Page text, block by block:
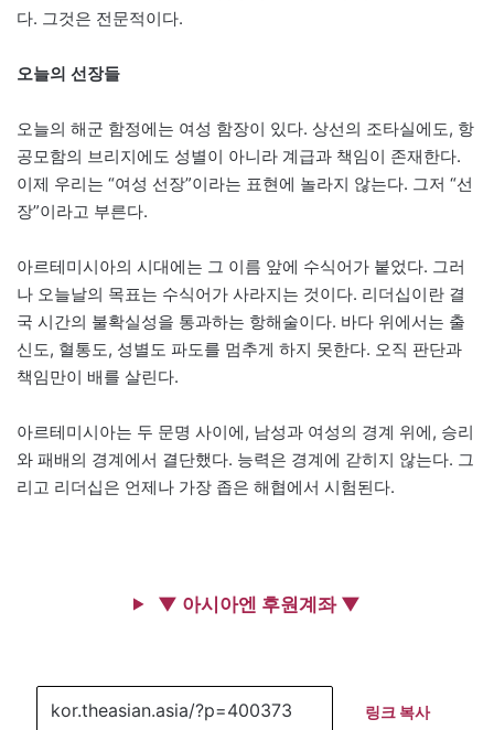
다. 그것은 전문적이다.
오늘의 선장들
오늘의 해군 함정에는 여성 함장이 있다. 상선의 조타실에도, 항
공모함의 브리지에도 성별이 아니라 계급과 책임이 존재한다.
이제 우리는 “여성 선장”이라는 표현에 놀라지 않는다. 그저 “선
장”이라고 부른다.
아르테미시아의 시대에는 그 이름 앞에 수식어가 붙었다. 그러
나 오늘날의 목표는 수식어가 사라지는 것이다. 리더십이란 결
국 시간의 불확실성을 통과하는 항해술이다. 바다 위에서는 출
신도, 혈통도, 성별도 파도를 멈추게 하지 못한다. 오직 판단과
책임만이 배를 살린다.
아르테미시아는 두 문명 사이에, 남성과 여성의 경계 위에, 승리
와 패배의 경계에서 결단했다. 능력은 경계에 갇히지 않는다. 그
리고 리더십은 언제나 가장 좁은 해협에서 시험된다.
▼ 아시아엔 후원계좌 ▼
링크 복사